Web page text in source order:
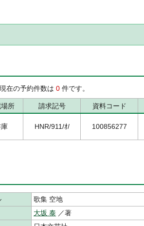
在の予約件数は 0 件です。
所 請求記号 資料コード
HNR/911/ｵ/ 100856277
歌集 空地
大坂 泰 ／著